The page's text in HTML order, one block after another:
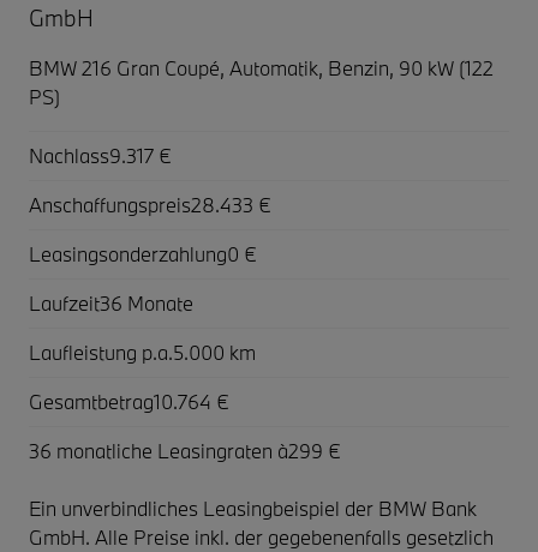
GmbH
BMW 216 Gran Coupé, Automatik, Benzin, 90 kW (122
PS)
Nachlass9.317 €
Anschaffungspreis28.433 €
Leasingsonderzahlung0 €
Laufzeit36 Monate
Laufleistung p.a.5.000 km
Gesamtbetrag10.764 €
36 monatliche Leasingraten à299 €
Ein unverbindliches Leasingbeispiel der BMW Bank
GmbH. Alle Preise inkl. der gegebenenfalls gesetzlich